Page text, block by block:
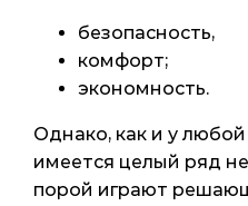
безопасность,
комфорт;
экономность.
Однако, как и у
имеется целый ряд
порой играют